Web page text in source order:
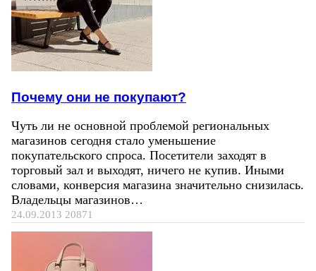
Почему они не покупают?
Чуть ли не основной проблемой региональных
магазинов сегодня стало уменьшение
покупательского спроса. Посетители заходят в
торговый зал и выходят, ничего не купив. Иными
словами, конверсия магазина значительно снизилась.
Владельцы магазинов…
24.09.2013 20871